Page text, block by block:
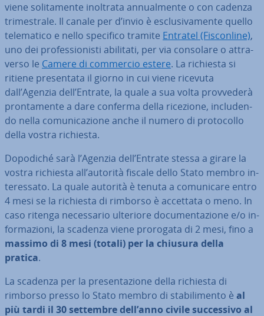
viene so­li­ta­men­te inoltrata an­nual­men­te o con cadenza
tri­me­stra­le. Il canale per d’invio è esclu­si­va­men­te quello
te­le­ma­ti­co e nello specifico tramite Entratel (Fi­scon­li­ne),
uno dei pro­fes­sio­ni­sti abilitati, per via consolare o at­tra­
ver­so le Camere di commercio estere. La richiesta si
ritiene pre­sen­ta­ta il giorno in cui viene ricevuta
dall’Agenzia dell’Entrate, la quale a sua volta prov­ve­de­rà
pron­ta­men­te a dare conferma della ricezione, in­clu­den­
do nella co­mu­ni­ca­zio­ne anche il numero di pro­to­col­lo
della vostra richiesta.
Dopodiché sarà l’Agenzia dell’Entrate stessa a girare la
vostra richiesta all’autorità fiscale dello Stato membro in­
te­res­sa­to. La quale autorità è tenuta a co­mu­ni­ca­re entro
4 mesi se la richiesta di rimborso è accettata o meno. In
caso ritenga ne­ces­sa­rio ulteriore do­cu­men­ta­zio­ne e/o in­
for­ma­zio­ni, la scadenza viene prorogata di 2 mesi, fino a
massimo di 8 mesi (totali) per la chiusura della
pratica.
La scadenza per la pre­sen­ta­zio­ne della richiesta di
rimborso presso lo Stato membro di sta­bi­li­men­to è al
più tardi il 30 settembre dell’anno civile suc­ces­si­vo al